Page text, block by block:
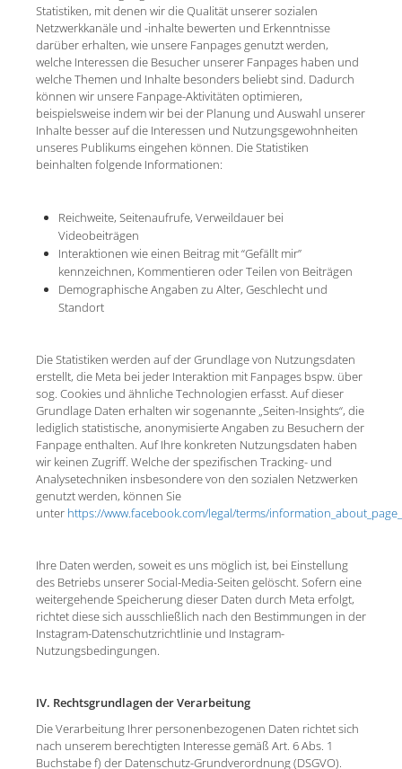
Statistiken, mit denen wir die Qualität unserer sozialen
Netzwerkkanäle und -inhalte bewerten und Erkenntnisse
darüber erhalten, wie unsere Fanpages genutzt werden,
welche Interessen die Besucher unserer Fanpages haben und
welche Themen und Inhalte besonders beliebt sind. Dadurch
können wir unsere Fanpage-Aktivitäten optimieren,
beispielsweise indem wir bei der Planung und Auswahl unserer
Inhalte besser auf die Interessen und Nutzungsgewohnheiten
unseres Publikums eingehen können. Die Statistiken
beinhalten folgende Informationen:
Reichweite, Seitenaufrufe, Verweildauer bei
Videobeiträgen
Interaktionen wie einen Beitrag mit “Gefällt mir”
kennzeichnen, Kommentieren oder Teilen von Beiträgen
Demographische Angaben zu Alter, Geschlecht und
Standort
Die Statistiken werden auf der Grundlage von Nutzungsdaten
erstellt, die Meta bei jeder Interaktion mit Fanpages bspw. über
sog. Cookies und ähnliche Technologien erfasst. Auf dieser
Grundlage Daten erhalten wir sogenannte „Seiten-Insights“, die
lediglich statistische, anonymisierte Angaben zu Besuchern der
Fanpage enthalten. Auf Ihre konkreten Nutzungsdaten haben
wir keinen Zugriff. Welche der spezifischen Tracking- und
Analysetechniken insbesondere von den sozialen Netzwerken
genutzt werden, können Sie
unter https://www.facebook.com/legal/terms/
Ihre Daten werden, soweit es uns möglich ist, bei Einstellung
des Betriebs unserer Social-Media-Seiten gelöscht. Sofern eine
weitergehende Speicherung dieser Daten durch Meta erfolgt,
richtet diese sich ausschließlich nach den Bestimmungen in der
Instagram-Datenschutzrichtlinie und Instagram-
Nutzungsbedingungen.
IV. Rechtsgrundlagen der Verarbeitung
Die Verarbeitung Ihrer personenbezogenen Daten richtet sich
nach unserem berechtigten Interesse gemäß Art. 6 Abs. 1
Buchstabe f) der Datenschutz-Grundverordnung (DSGVO).